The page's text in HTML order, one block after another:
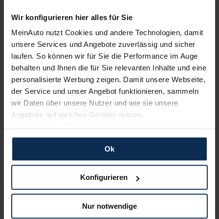
Wir konfigurieren hier alles für Sie
MeinAuto nutzt Cookies und andere Technologien, damit
unsere Services und Angebote zuverlässig und sicher
laufen. So können wir für Sie die Performance im Auge
behalten und Ihnen die für Sie relevanten Inhalte und eine
personalisierte Werbung zeigen. Damit unsere Webseite,
der Service und unser Angebot funktionieren, sammeln
wir Daten über unsere Nutzer und wie sie unsere
Angebote auf welchen Geräten nutzen.
und erlauben uns Cookies für unseren Service zu
verwenden und diese Daten an Dritte weiterzugeben,
etwa an unsere Marketingpartner. Falls Sie dem nicht
zustimmen möchten, beschränken wir uns auf die
dann nicht auf Sie zuschneiden und Sie somit nicht
perfekt auf dem Weg zu Ihrem Neuwagen unterstützen.
Ok
Konfigurieren
Nur notwendige
BMW Nissan